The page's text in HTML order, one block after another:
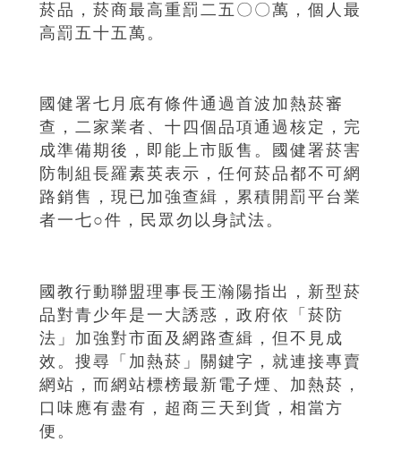
菸品，菸商最高重罰二五〇〇萬，個人最
高罰五十五萬。
國健署七月底有條件通過首波加熱菸審
查，二家業者、十四個品項通過核定，完
成準備期後，即能上市販售。國健署菸害
防制組長羅素英表示，任何菸品都不可網
路銷售，現已加強查緝，累積開罰平台業
者一七○件，民眾勿以身試法。
國教行動聯盟理事長王瀚陽指出，新型菸
品對青少年是一大誘惑，政府依「菸防
法」加強對市面及網路查緝，但不見成
效。搜尋「加熱菸」關鍵字，就連接專賣
網站，而網站標榜最新電子煙、加熱菸，
口味應有盡有，超商三天到貨，相當方
便。